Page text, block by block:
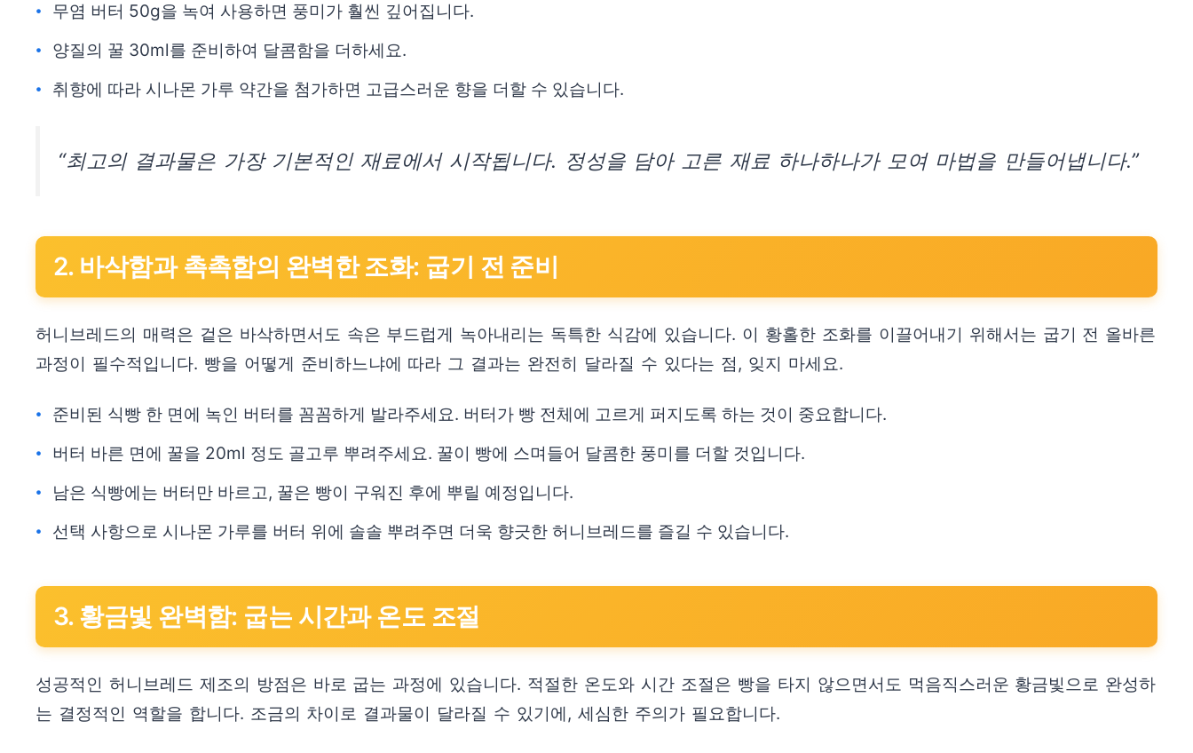
무염 버터 50g을 녹여 사용하면 풍미가 훨씬 깊어집니다.
양질의 꿀 30ml를 준비하여 달콤함을 더하세요.
취향에 따라 시나몬 가루 약간을 첨가하면 고급스러운 향을 더할 수 있습니다.
“최고의 결과물은 가장 기본적인 재료에서 시작됩니다. 정성을 담아 고른 재료 하나하나가 모여 마법을 만들어냅니다.”
2. 바삭함과 촉촉함의 완벽한 조화: 굽기 전 준비
허니브레드의 매력은 겉은 바삭하면서도 속은 부드럽게 녹아내리는 독특한 식감에 있습니다. 이 황홀한 조화를 이끌어내기 위해서는 굽기 전 올바른
과정이 필수적입니다. 빵을 어떻게 준비하느냐에 따라 그 결과는 완전히 달라질 수 있다는 점, 잊지 마세요.
준비된 식빵 한 면에 녹인 버터를 꼼꼼하게 발라주세요. 버터가 빵 전체에 고르게 퍼지도록 하는 것이 중요합니다.
버터 바른 면에 꿀을 20ml 정도 골고루 뿌려주세요. 꿀이 빵에 스며들어 달콤한 풍미를 더할 것입니다.
남은 식빵에는 버터만 바르고, 꿀은 빵이 구워진 후에 뿌릴 예정입니다.
선택 사항으로 시나몬 가루를 버터 위에 솔솔 뿌려주면 더욱 향긋한 허니브레드를 즐길 수 있습니다.
3. 황금빛 완벽함: 굽는 시간과 온도 조절
성공적인 허니브레드 제조의 방점은 바로 굽는 과정에 있습니다. 적절한 온도와 시간 조절은 빵을 타지 않으면서도 먹음직스러운 황금빛으로 완성하
는 결정적인 역할을 합니다. 조금의 차이로 결과물이 달라질 수 있기에, 세심한 주의가 필요합니다.